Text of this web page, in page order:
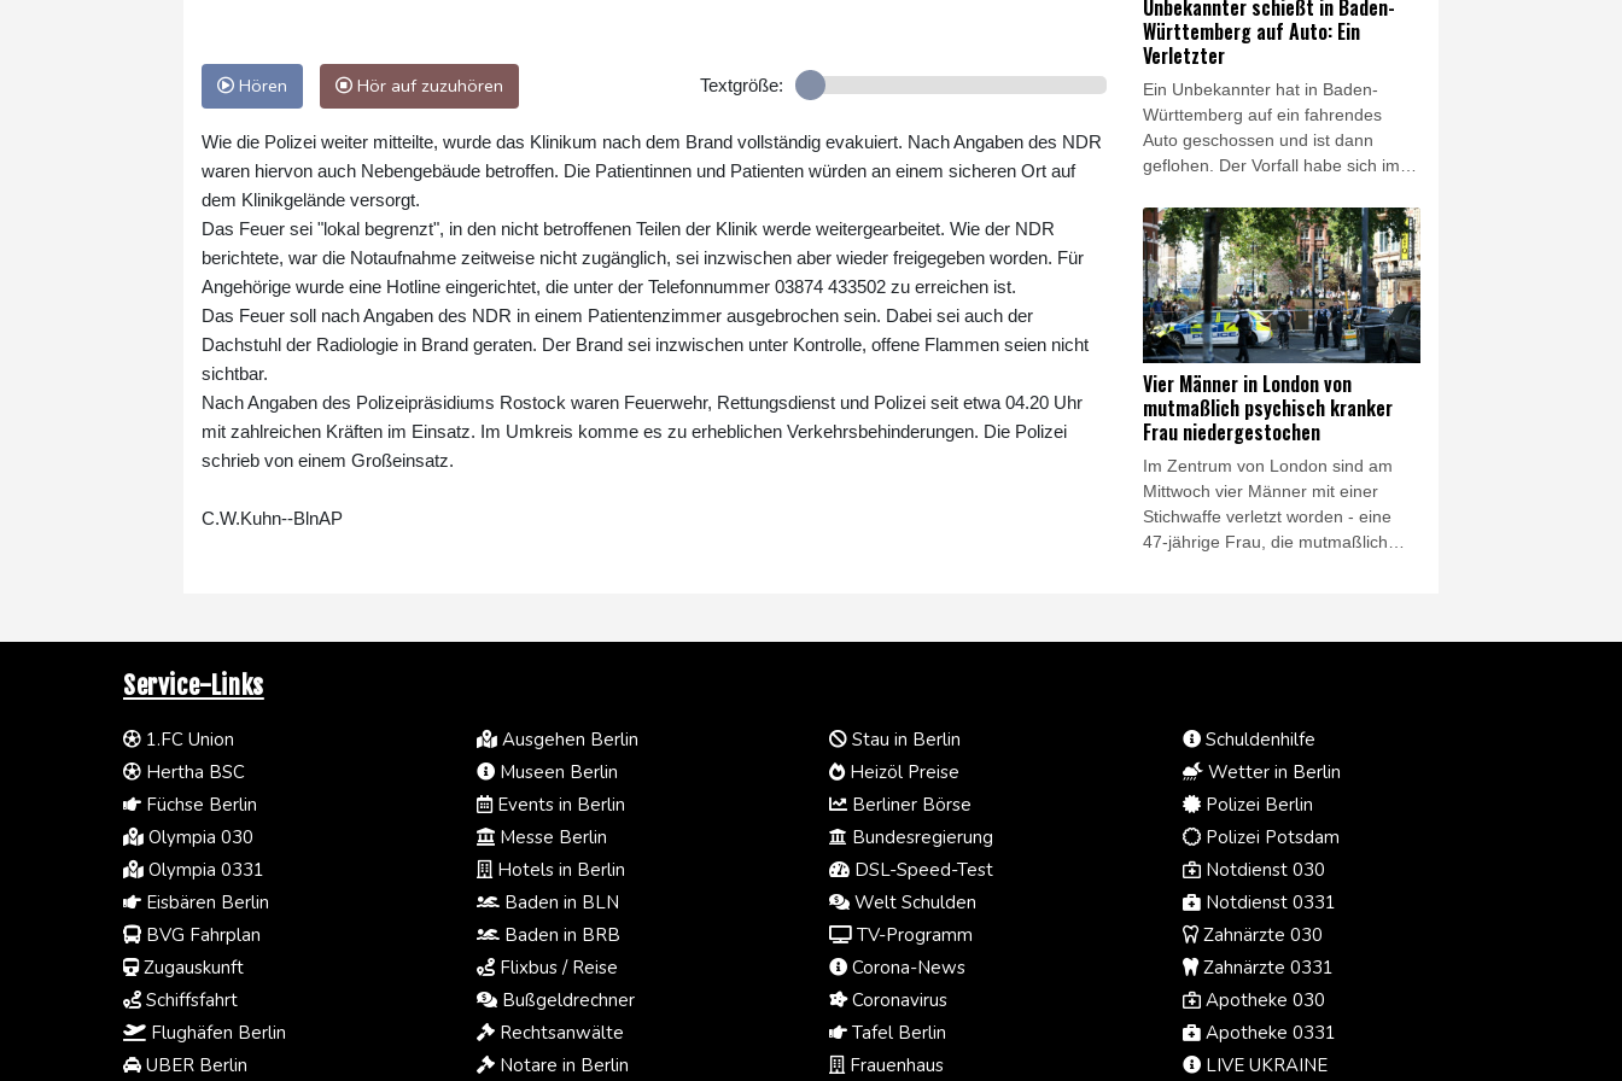
Hören Hör auf zuzuhören Textgröße:
Wie die Polizei weiter mitteilte, wurde das Klinikum nach dem Brand vollständig evakuiert. Nach Angaben des NDR
waren hiervon auch Nebengebäude betroffen. Die Patientinnen und Patienten würden an einem sicheren Ort auf
dem Klinikgelände versorgt.
Das Feuer sei "lokal begrenzt", in den nicht betroffenen Teilen der Klinik werde weitergearbeitet. Wie der NDR
berichtete, war die Notaufnahme zeitweise nicht zugänglich, sei inzwischen aber wieder freigegeben worden. Für
Angehörige wurde eine Hotline eingerichtet, die unter der Telefonnummer 03874 433502 zu erreichen ist.
Das Feuer soll nach Angaben des NDR in einem Patientenzimmer ausgebrochen sein. Dabei sei auch der
Dachstuhl der Radiologie in Brand geraten. Der Brand sei inzwischen unter Kontrolle, offene Flammen seien nicht
sichtbar.
Nach Angaben des Polizeipräsidiums Rostock waren Feuerwehr, Rettungsdienst und Polizei seit etwa 04.20 Uhr
mit zahlreichen Kräften im Einsatz. Im Umkreis komme es zu erheblichen Verkehrsbehinderungen. Die Polizei
schrieb von einem Großeinsatz.
C.W.Kuhn--BlnAP
solche Gefahrenlagen häufiger
auftreten.
Unbekannter schießt in Baden-
Württemberg auf Auto: Ein
Verletzter
Ein Unbekannter hat in Baden-
Württemberg auf ein fahrendes
Auto geschossen und ist dann
geflohen. Der Vorfall habe sich im in
Ort Eningen ereignet, teilte am
Mittwochabend die Polizei mit.
Ersten Ermittlungen zufolge sei ein
39-Jähriger mit seinem mit drei
Personen besetzten Mercedes
unterwegs gewesen, als plötzlich
ein maskierter Mann vor das Auto
gesprungen "und wohl zielgerichtet
mindestens einen Schuss auf den
Wagen abgegeben" habe.
Vier Männer in London von
mutmaßlich psychisch kranker
Frau niedergestochen
Im Zentrum von London sind am
Mittwoch vier Männer mit einer
Stichwaffe verletzt worden - eine
47-jährige Frau, die mutmaßlich
Mittwoch sagten, war die
beliebten Viertel der britischen
Hauptstadt. Die Polizei
beschlagnahmte am Tatort eine
Service-Links
1.FC Union
Hertha BSC
Füchse Berlin
Olympia 030
Olympia 0331
Eisbären Berlin
BVG Fahrplan
Zugauskunft
Schiffsfahrt
Flughäfen Berlin
UBER Berlin
Ausgehen Berlin
Museen Berlin
Events in Berlin
Messe Berlin
Hotels in Berlin
Baden in BLN
Baden in BRB
Flixbus / Reise
Bußgeldrechner
Rechtsanwälte
Notare in Berlin
Stau in Berlin
Heizöl Preise
Berliner Börse
Bundesregierung
DSL-Speed-Test
Welt Schulden
TV-Programm
Corona-News
Coronavirus
Tafel Berlin
Frauenhaus
Schuldenhilfe
Wetter in Berlin
Polizei Berlin
Polizei Potsdam
Notdienst 030
Notdienst 0331
Zahnärzte 030
Zahnärzte 0331
Apotheke 030
Apotheke 0331
LIVE UKRAINE